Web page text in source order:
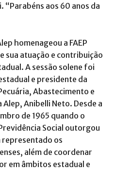
aos 60 anos da
homenageou a FAEP
sua atuação e contribuição
A sessão solene foi
e presidente da
Abastecimento e
Anibelli Neto. Desde a
de 1965 quando o
Social outorgou
representado os
além de coordenar
em âmbitos estadual e